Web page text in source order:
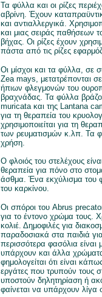
Τα φύλλα και οι ρίζες
αβρίνη. Έχουν
και αντιαλλεργικά.
και μιας σειράς παθήσεων
βήχας. Οι ρίζες έχουν
πάστα από τις ρίζες
Οι μίσχοι και τα φύλλα, σε
Zea mays, μετατρέπονται σε
ήπιων φλεγμονών του
βραχνάδας. Τα φύλλα
muricata και της Lantana
για τη θεραπεία του
χρησιμοποιείται για τη
των ρευματισμών κ.λπ. Τα
χρήση.
Ο φλοιός του στελέχους
θεραπεία για πόνο στο
άσθμα. Ένα εκχύλισμα του
του καρκίνου.
Οι σπόροι του Abrus
για το έντονο χρώμα τους.
κολιέ. Δημοφιλές για
παραδοσιακά στα παιδιά
περισσότερα φασόλια
υπάρχουν και άλλα
φημολογείται ότι είναι
εργάτες που τρυπούν τους
υποστούν δηλητηρίαση ή
φαίνεται να υπάρχουν λίγα